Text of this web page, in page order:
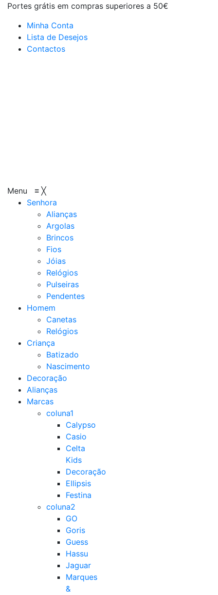
Portes grátis em compras superiores a 50€
Minha Conta
Lista de Desejos
Contactos
Menu ≡ ╳
Senhora
Alianças
Argolas
Brincos
Fios
Jóias
Relógios
Pulseiras
Pendentes
Homem
Canetas
Relógios
Criança
Batizado
Nascimento
Decoração
Alianças
Marcas
coluna1
Calypso
Casio
Celta
Kids
Decoração
Ellipsis
Festina
coluna2
GO
Goris
Guess
Hassu
Jaguar
Marques
&